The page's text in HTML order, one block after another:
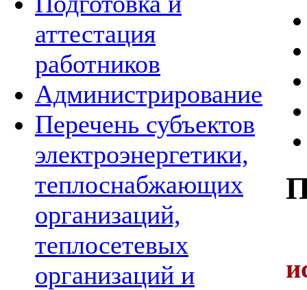
аттестация
работников
Администрирование
Перечень субъектов
электроэнергетики,
теплоснабжающих
организаций,
теплосетевых
организаций и